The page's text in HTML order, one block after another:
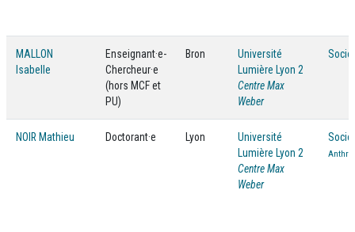
MALLON
Isabelle
Enseignant·e-
Chercheur·e
(hors MCF et
PU)
Bron
Université
Lumière Lyon 2
Centre Max
Weber
NOIR Mathieu Doctorant·e Lyon
Université
Lumière Lyon 2
Centre Max
Weber